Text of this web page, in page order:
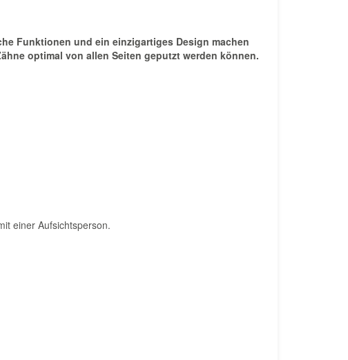
Funktionen und ein einzigartiges Design machen
optimal von allen Seiten geputzt werden können.
einer Aufsichtsperson.